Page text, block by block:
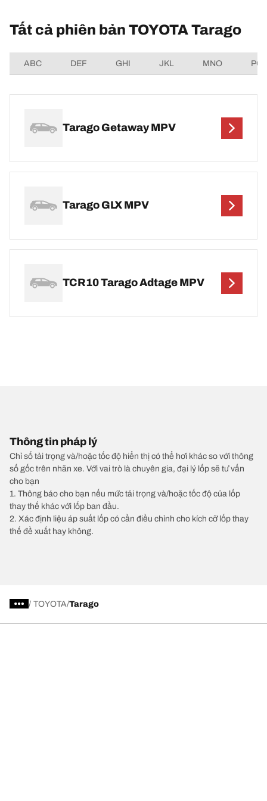
Tất cả phiên bản TOYOTA Tarago
ABC DEF GHI JKL MNO
Tarago Getaway MPV
Tarago GLX MPV
TCR10 Tarago Adtage MPV
Thông tin pháp lý
Chỉ số tải trọng và/hoặc tốc độ hiển thị có thể hơi khác so với thông
số gốc trên nhãn xe. Với vai trò là chuyên gia, đại lý lốp sẽ tư vấn
cho bạn
1. Thông báo cho bạn nếu mức tải trọng và/hoặc tốc độ của lốp
thay thế khác với lốp ban đầu.
2. Xác định liệu áp suất lốp có cần điều chỉnh cho kích cỡ lốp thay
thế đề xuất hay không.
/ TOYOTA Tarago